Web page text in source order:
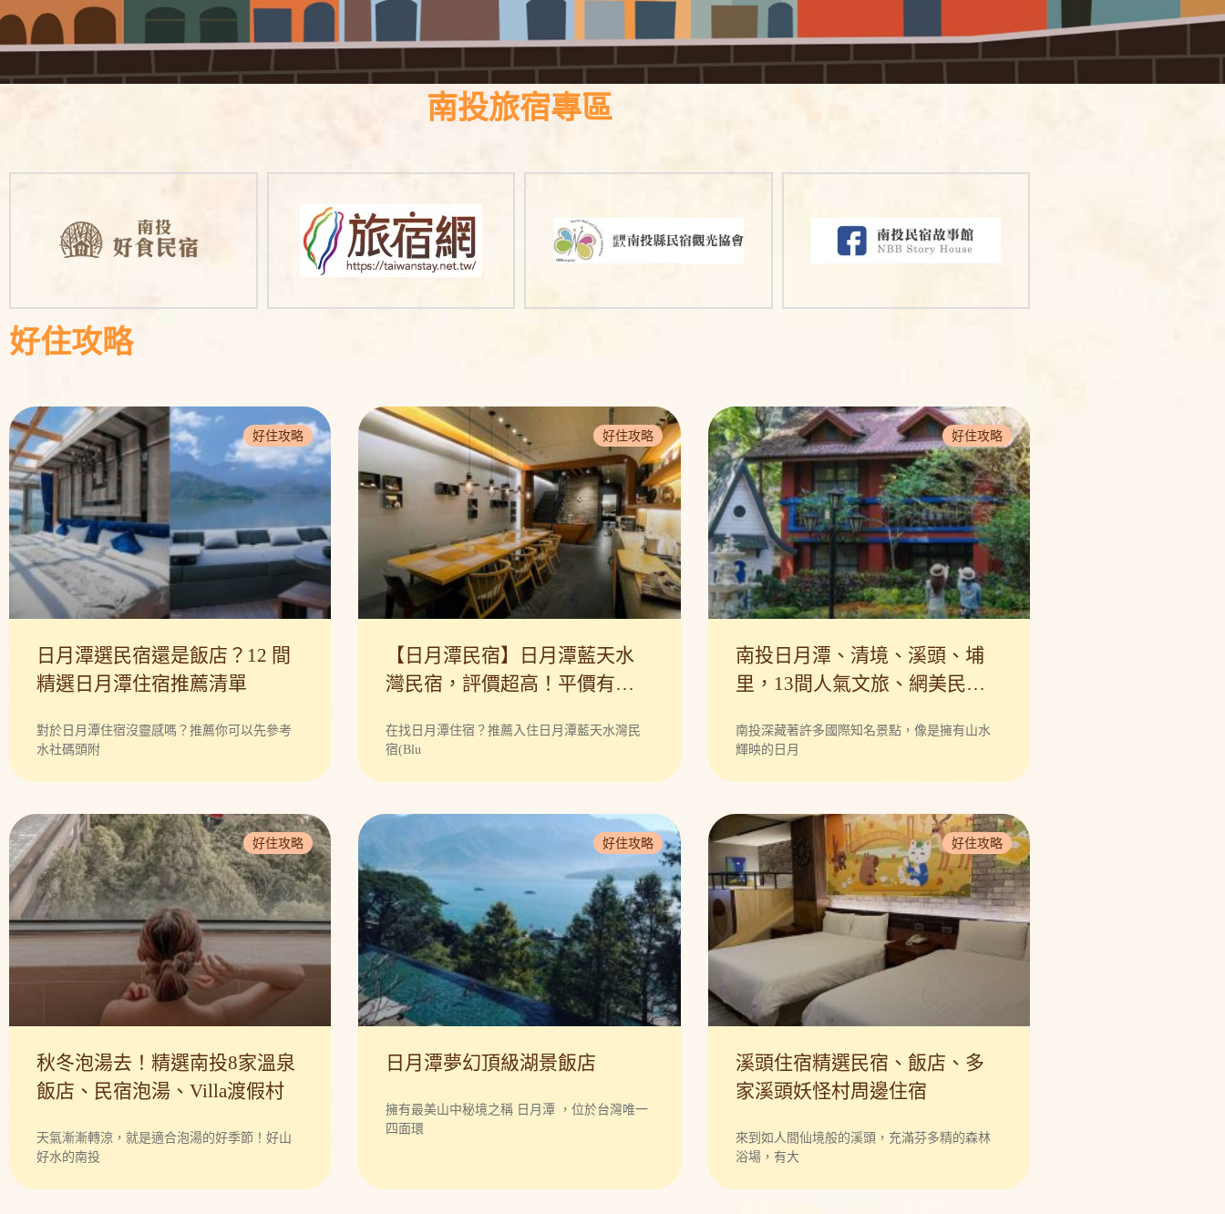
南投旅宿專區
投
相
關
連
結
網
相
關
連
結
網
關
連
結
網
Facebook
粉
絲
專
頁
(另
開
新
視
好住攻略
好住攻略
日月潭選民宿還是飯店？12 間
精選日月潭住宿推薦清單
對於日月潭住宿沒靈感嗎？推薦你可以先參考
水社碼頭附
好住攻略
【日月潭民宿】日月潭藍天水
灣民宿，評價超高！平價有設
在找日月潭住宿？推薦入住日月潭藍天水灣民
宿(Blu
好住攻略
南投日月潭、清境、溪頭、埔
里，13間人氣文旅、網美民宿
南投深藏著許多國際知名景點，像是擁有山水
輝映的日月
好住攻略
秋冬泡湯去！精選南投8家溫泉
飯店、民宿泡湯、Villa渡假村
天氣漸漸轉涼，就是適合泡湯的好季節！好山
好水的南投
好住攻略
日月潭夢幻頂級湖景飯店
擁有最美山中秘境之稱 日月潭 ，位於台灣唯一
四面環
好住攻略
溪頭住宿精選民宿、飯店、多
家溪頭妖怪村周邊住宿
來到如人間仙境般的溪頭，充滿芬多精的森林
浴場，有大